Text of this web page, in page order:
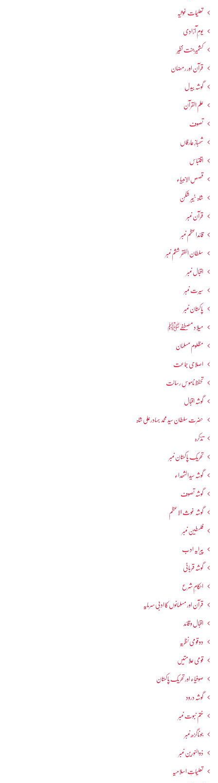
تعلیمات غوثیہ
یومِ آزادی
کشمیرجنت نظیر
قرآن اور رمضان
گوشہ بیدل
علم القرآن
تصوف
شھبازِ عارفاں
اقتباس
قصص الانبیاء
شاہ خیبر شکن
قرآن نمبر
قائداعظم نمبر
سلطان الفقر ششم نمبر
اقبال نمبر
سیرت نمبر
پاکستان نمبر
میلاد مصطفےٰﷺ
مظلوم مسلمان
اصلاحی جماعت
تحفظ ناموسِ رسالت
گوشہ اقبال
حضرت سلطان سید محمد بہادرعلی شاہ
تذکرہ
تحریکِ پاکستان نمبر
گوشہ سیدالشھداء
گوشہ تصوف
گوشہ غوث الاعظم
فلسطین نمبر
پیرایہ ادب
گوشہ قربانی
احکامِ شرع
قرآن اور مسلمانوں کا ادبی سرمایہ
اقبال و قائد
دو قومی نظریہ
قومی علامتیں
صوفیاء اور تحریک ِپاکستان
گوشہ درود
ختم نبوت نمبر
جوناگڑھ نمبر
ذوالنورین نمبر
تعلیماتِ اسلامیہ